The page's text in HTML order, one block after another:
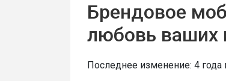
Брендовое
любовь ваших
Последнее изменение: 4 года